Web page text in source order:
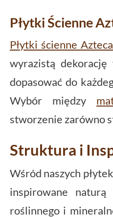
Płytki Ścienne
Płytki ścienne Azteca
wyrazistą
dopasować do
Wybór między
stworzenie zarówno
Struktura i
Wśród naszych
inspirowane
roślinnego i